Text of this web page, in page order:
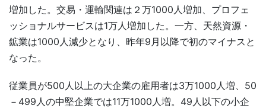
増加した。交易・運輸関連は２万1000人増加、プロフェ
ッショナルサービスは1万人増加した。一方、天然資源・
鉱業は1000人減少となり、昨年9月以降で初のマイナスと
なった。
従業員が500人以上の大企業の雇用者は3万1000人増、50
－499人の中堅企業では11万1000人増。49人以下の小企